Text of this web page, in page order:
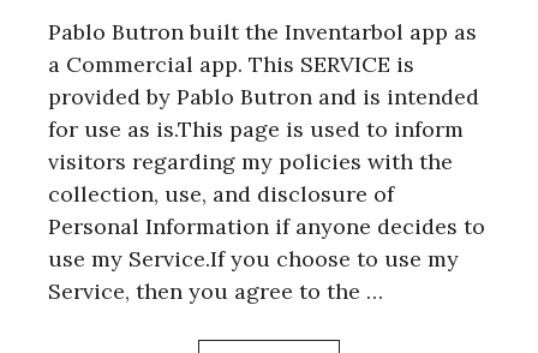
Pablo Butron built the Inventarbol app as
a Commercial app. This SERVICE is
provided by Pablo Butron and is intended
for use as is.This page is used to inform
visitors regarding my policies with the
collection, use, and disclosure of
Personal Information if anyone decides to
use my Service.If you choose to use my
Service, then you agree to the …